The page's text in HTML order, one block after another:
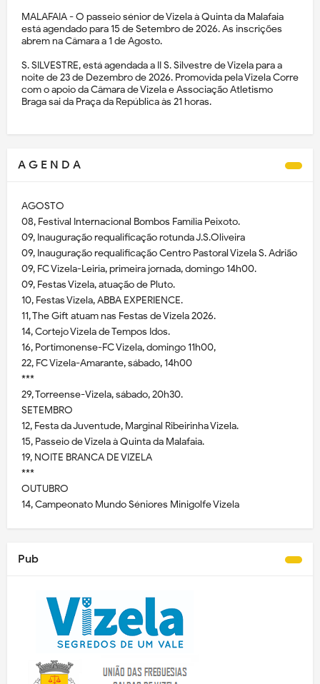
MALAFAIA - O passeio sénior de Vizela à Quinta da Malafaia
está agendado para 15 de Setembro de 2026. As inscrições
abrem na Câmara a 1 de Agosto.
S. SILVESTRE, está agendada a II S. Silvestre de Vizela para a
noite de 23 de Dezembro de 2026. Promovida pela Vizela Corre
com o apoio da Câmara de Vizela e Associação Atletismo
Braga sai da Praça da República às 21 horas.
A G E N D A
AGOSTO
08, Festival Internacional Bombos Família Peixoto.
09, Inauguração requalificação rotunda J.S.Oliveira
09, Inauguração requalificação Centro Pastoral Vizela S. Adrião
09, FC Vizela-Leiria, primeira jornada, domingo 14h00.
09, Festas Vizela, atuação de Pluto.
10, Festas Vizela, ABBA EXPERIENCE.
11, The Gift atuam nas Festas de Vizela 2026.
14, Cortejo Vizela de Tempos Idos.
16, Portimonense-FC Vizela, domingo 11h00,
22, FC Vizela-Amarante, sábado, 14h00
***
29, Torreense-Vizela, sábado, 20h30.
SETEMBRO
12, Festa da Juventude, Marginal Ribeirinha Vizela.
15, Passeio de Vizela à Quinta da Malafaia.
19, NOITE BRANCA DE VIZELA
***
OUTUBRO
14, Campeonato Mundo Séniores Minigolfe Vizela
Pub